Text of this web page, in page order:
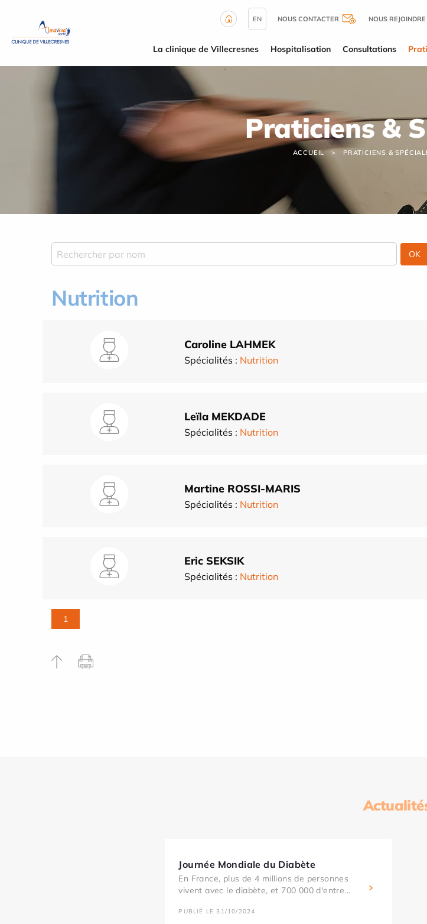
EN NOUS CONTACTER NOUS REJOINDRE
La clinique de Villecresnes Hospitalisation Consultations
Praticiens &
ACCUEIL PRATICIENS &
Nutrition
Caroline LAHMEK
Spécialités : Nutrition
Leïla MEKDADE
Spécialités : Nutrition
Martine ROSSI-MARIS
Spécialités : Nutrition
Eric SEKSIK
Spécialités : Nutrition
1
Journée Mondiale du Diabète
En France, plus de 4 millions de personnes
vivent avec le diabète, et 700 000 d'entre...
PUBLIÉ LE 31/10/2024